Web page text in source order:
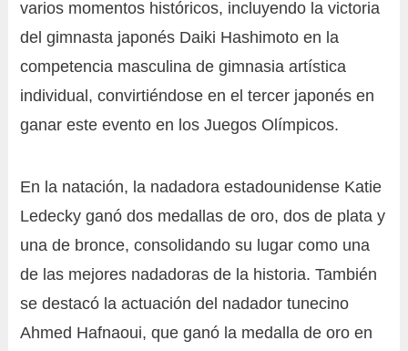
varios momentos históricos, incluyendo la victoria
del gimnasta japonés Daiki Hashimoto en la
competencia masculina de gimnasia artística
individual, convirtiéndose en el tercer japonés en
ganar este evento en los Juegos Olímpicos.
En la natación, la nadadora estadounidense Katie
Ledecky ganó dos medallas de oro, dos de plata y
una de bronce, consolidando su lugar como una
de las mejores nadadoras de la historia. También
se destacó la actuación del nadador tunecino
Ahmed Hafnaoui, que ganó la medalla de oro en